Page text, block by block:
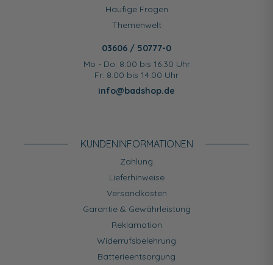
Häufige Fragen
Themenwelt
03606 / 50777-0
Mo - Do: 8.00 bis 16.30 Uhr
Fr: 8.00 bis 14.00 Uhr
info@badshop.de
KUNDEN­INFORMATIONEN
Zahlung
Lieferhinweise
Versandkosten
Garantie & Gewährleistung
Reklamation
Widerrufsbelehrung
Batterieentsorgung